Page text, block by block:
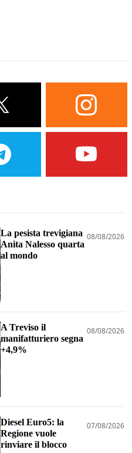
La pesista trevigiana
Anita Nalesso quarta
al mondo
08/08/2026
A Treviso il
manifatturiero segna
+4,9%
08/08/2026
Diesel Euro5: la
Regione vuole
rinviare il blocco
07/08/2026